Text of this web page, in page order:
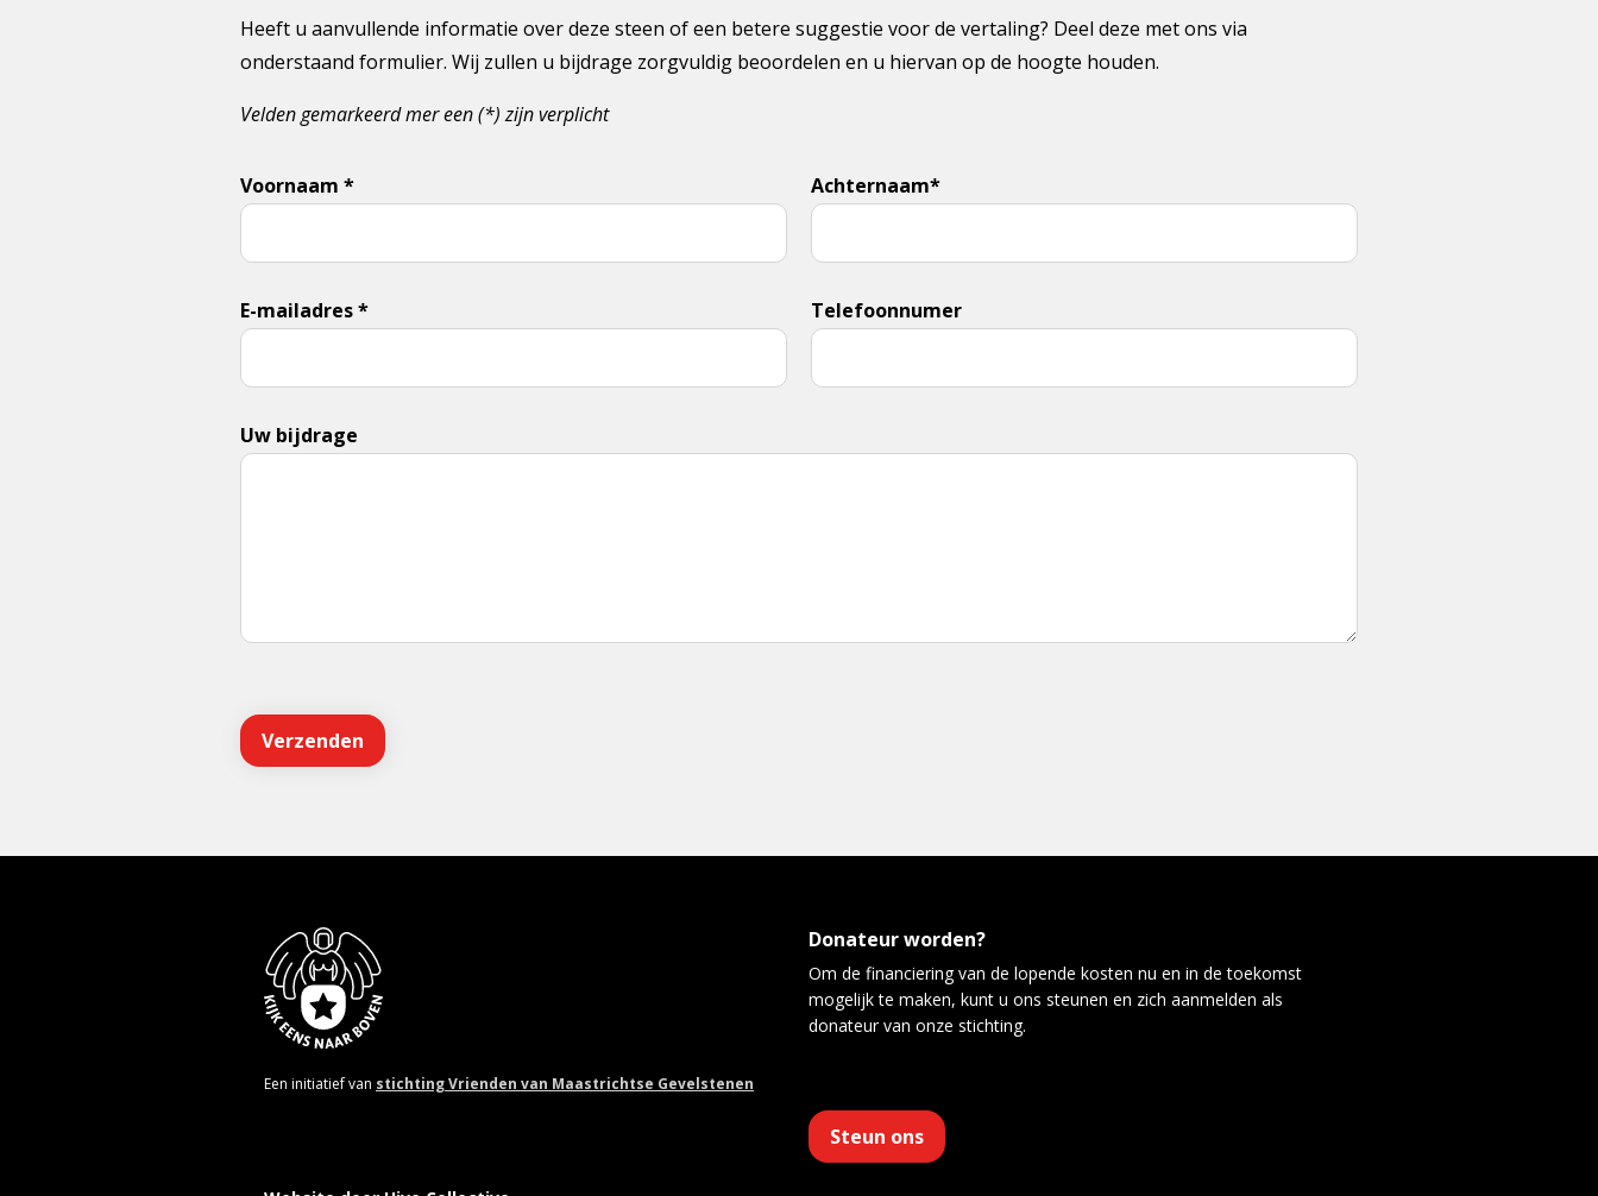
Heeft u aanvullende informatie over deze steen of een betere suggestie voor de vertaling? Deel deze met ons via
onderstaand formulier. Wij zullen u bijdrage zorgvuldig beoordelen en u hiervan op de hoogte houden.
Velden gemarkeerd mer een (*) zijn verplicht
Voornaam * Achternaam*
E-mailadres * Telefoonnumer
Uw bijdrage
Donateur worden?
Om de financiering van de lopende kosten nu en in de toekomst
mogelijk te maken, kunt u ons steunen en zich aanmelden als
donateur van onze stichting.
Steun ons
Een initiatief van stichting Vrienden van Maastrichtse Gevelstenen